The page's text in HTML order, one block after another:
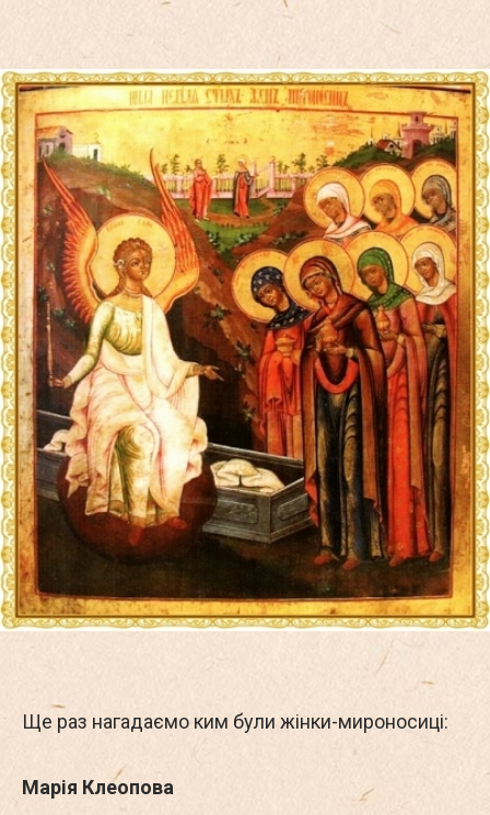
Ще раз нагадаємо ким були жінки-мироносиці:
Марія Клеопова